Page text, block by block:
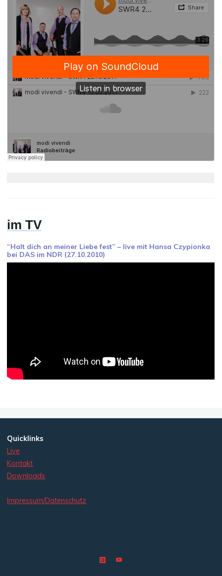
im TV
“Halt dich an meiner Liebe fest” – live mit Hansa Czypionka
bei DAS im NDR (27.10.2010)
Quicklinks
Live
Kontakt
Downloads
Impressum/Datenschutz